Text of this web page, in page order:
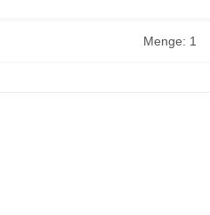
Menge: 1